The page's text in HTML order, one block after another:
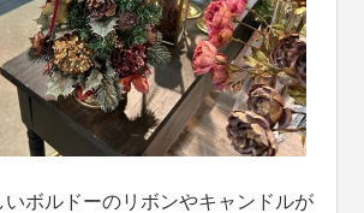
いボルドーのリボンやキャンドルが